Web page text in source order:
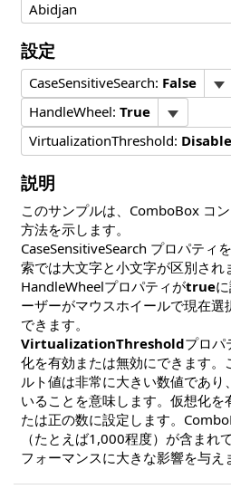
設定
CaseSensitiveSearch: False
HandleWheel: True
VirtualizationThreshold: Disable
説明
このサンプルは、ComboBox コ
方法を示します。
CaseSensitiveSearch プロパティを
索では大文字と小文字が区別され
HandleWheelプロパティがtrue
ーザーがマウスホイールで現在選
できます。
VirtualizationThresholdプロパ
化を有効または無効にできます。
ルト値は非常に大きい数値であり
いることを意味します。仮想化を
たは正の数に設定します。
（たとえば1,000程度）が含まれ
フォーマンスに大きな影響を与え